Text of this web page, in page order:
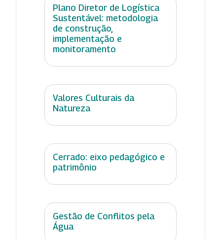
Plano Diretor de Logística
Sustentável: metodologia
de construção,
implementação e
monitoramento
Valores Culturais da
Natureza
Cerrado: eixo pedagógico e
patrimônio
Gestão de Conflitos pela
Água